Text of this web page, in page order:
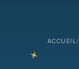
ACCUEIL/